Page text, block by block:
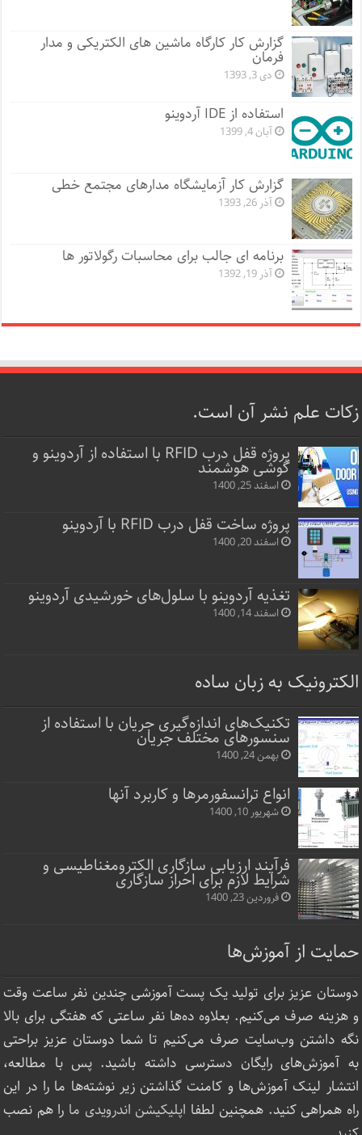
گزارش کار کارگاه ماشین های الکتریکی و مدار
فرمان
دی 3, 1393
استفاده از IDE آردوینو
آبان 4, 1399
گزارش کار آزمایشگاه مدارهای مجتمع خطی
آذر 26, 1393
برنامه ای جالب برای محاسبات رگولاتور ها
آذر 19, 1392
زکات علم نشر آن است.
پروژه قفل‌ درب RFID با استفاده از آردوینو و
گوشی هوشمند
اسفند 25, 1400
پروژه ساخت قفل‌ درب RFID با آردوینو
اسفند 20, 1400
تغذیه آردوینو با سلول‌های خورشیدی آردوینو
اسفند 14, 1400
الکترونیک به زبان ساده
تکنیک‌های اندازه‌گیری جریان با استفاده از
سنسورهای مختلف جریان
بهمن 24, 1400
انواع ترانسفورمرها و کاربرد آنها
شهریور 10, 1400
فرآیند ارزیابی سازگاری الکترومغناطیسی و
شرایط لازم برای احراز سازگاری
فروردین 23, 1400
حمایت از آموزش‌ها
دوستان عزیز برای تولید یک پست آموزشی چندین نفر ساعت‌ وقت
و هزینه صرف می‌کنیم. بعلاوه ده‌ها نفر ساعتی که هفتگی برای بالا
نگه داشتن وب‌سایت صرف ‌می‌کنیم تا شما دوستان عزیز براحتی
به آموزش‌های رایگان دسترسی داشته باشید. پس با مطالعه،
انتشار لینک‌ آموزش‌ها و کامنت گذاشتن زیر نوشته‌‌ها ما را در این
راه همراهی کنید. همچنین لطفا اپلیکیشن اندرویدی ما را هم نصب